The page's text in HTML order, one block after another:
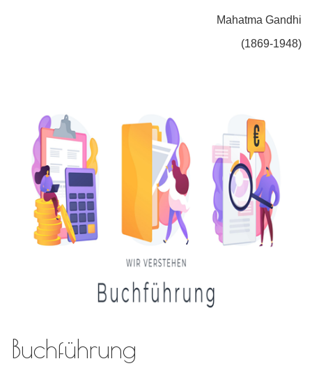
Mahatma Gandhi
(1869-1948)
Buchführung